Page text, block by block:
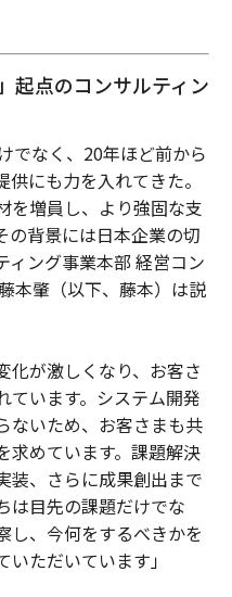
起点のコンサルティン
でなく、20年ほど前から
にも力を入れてきた。
を増員し、より強固な支
の背景には日本企業の切
ィング事業本部 経営コン
本肇（以下、藤本）は説
化が激しくなり、お客さ
ています。システム開発
ないため、お客さまも共
求めています。課題解決
装、さらに成果創出まで
は目先の課題だけでな
し、今何をするべきかを
ただいています」